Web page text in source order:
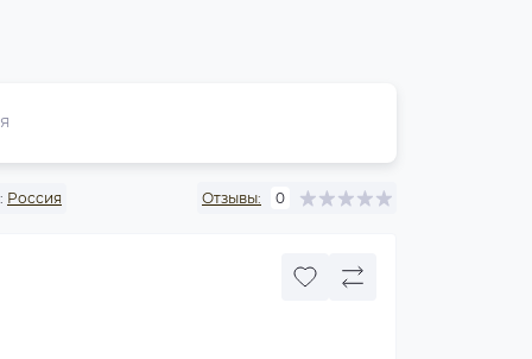
Россия Отзывы: 0